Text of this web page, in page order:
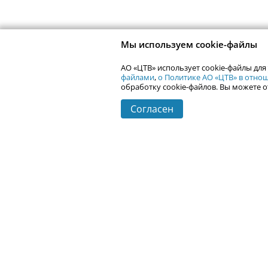
Мы используем cookie-файлы
АО «ЦТВ» использует cookie-файлы
файлами,о Политике АО «ЦТВ» в
обработку cookie-файлов. Вы можете
Согласен